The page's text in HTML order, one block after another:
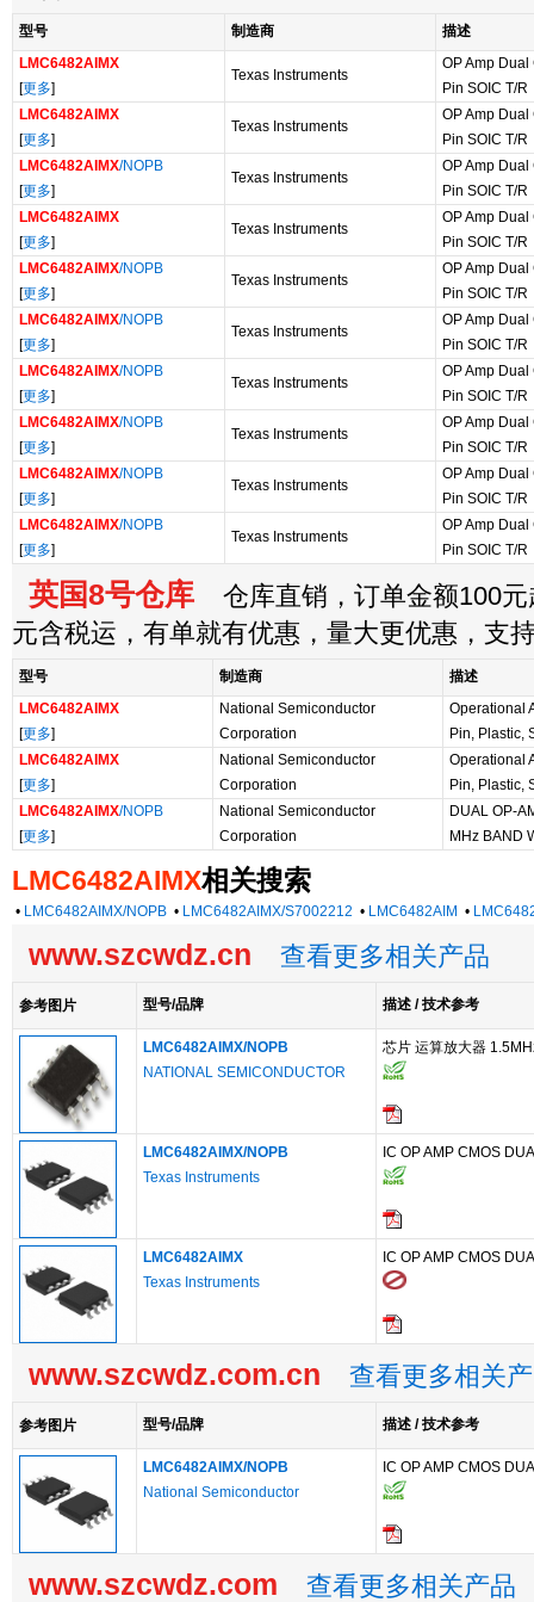
型号 制造商
描述
LMC6482AIMX
[更多]
Texas Instruments
OP Amp Dual
Pin SOIC T/R
LMC6482AIMX
[更多]
Texas Instruments
OP Amp Dual
Pin SOIC T/R
LMC6482AIMX/NOPB
[更多]
Texas Instruments
OP Amp Dual
Pin SOIC T/R
LMC6482AIMX
[更多]
Texas Instruments
OP Amp Dual
Pin SOIC T/R
LMC6482AIMX/NOPB
[更多]
Texas Instruments
OP Amp Dual
Pin SOIC T/R
LMC6482AIMX/NOPB
[更多]
Texas Instruments
OP Amp Dual
Pin SOIC T/R
LMC6482AIMX/NOPB
[更多]
Texas Instruments
OP Amp Dual
Pin SOIC T/R
LMC6482AIMX/NOPB
[更多]
Texas Instruments
OP Amp Dual
Pin SOIC T/R
LMC6482AIMX/NOPB
[更多]
Texas Instruments
OP Amp Dual
Pin SOIC T/R
LMC6482AIMX/NOPB
[更多]
Texas Instruments
OP Amp Dual
Pin SOIC T/R
英国8号仓库 仓库直销，订单金额100元
元含税运，有单就有优惠，量大更优惠，支
型号 制造商
描述
LMC6482AIMX
[更多]
National Semiconductor
Corporation
Operational
Pin, Plastic,
LMC6482AIMX
[更多]
National Semiconductor
Corporation
Operational
Pin, Plastic,
LMC6482AIMX/NOPB
[更多]
National Semiconductor
Corporation
DUAL OP-
MHz BAND
LMC6482AIMX相关搜索
• LMC6482AIMX/NOPB • LMC6482AIMX/S7002212 • LMC6482AIM •
www.szcwdz.cn 查看更多相关产品
参考图片 型号/品牌 描述 / 技术参考
LMC6482AIMX/NOPB
NATIONAL SEMICONDUCTOR
芯片 运算放大器
LMC6482AIMX/NOPB
Texas Instruments
IC OP AMP CMOS
LMC6482AIMX
Texas Instruments
IC OP AMP CMOS
www.szcwdz.com.cn 查看更多相关
参考图片 型号/品牌 描述 / 技术参考
LMC6482AIMX/NOPB
National Semiconductor
IC OP AMP CMOS
www.szcwdz.com 查看更多相关产品